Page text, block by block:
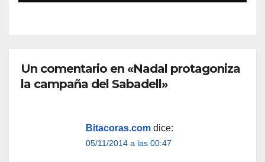
Un comentario en «Nadal protagoniza
la campaña del Sabadell»
Bitacoras.com dice:
05/11/2014 a las 00:47